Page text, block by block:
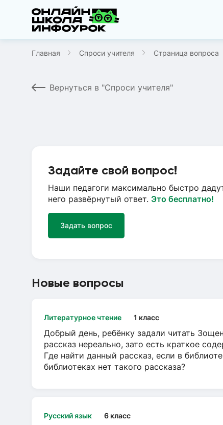
Главная Спроси учителя Страница вопроса
Вернуться в "Спроси учителя"
Задайте свой вопрос!
Наши педагоги максимально быстро
него развёрнутый ответ. Это бесплатно!
Задать вопрос
Новые вопросы
Литературное чтение 1 класс
Добрый день, ребёнку задали читать
рассказ нереально, зато есть краткое
Где найти данный рассказ, если в
библиотеках нет такого рассказа?
Русский язык 6 класс